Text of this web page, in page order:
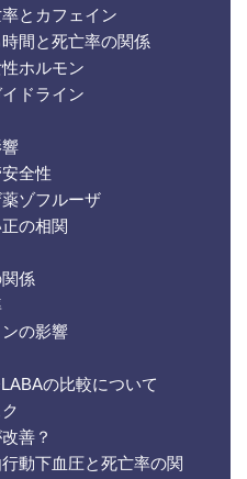
とカフェイン
間と死亡率の関係
ホルモン
ドライン
全性
ゾフルーザ
の相関
係
の影響
の比較について
善？
動下血圧と死亡率の関